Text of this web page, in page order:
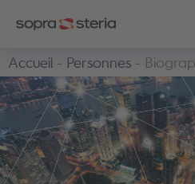
Accueil
Personnes